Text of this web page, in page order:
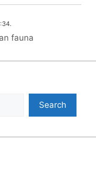
fauna
Search